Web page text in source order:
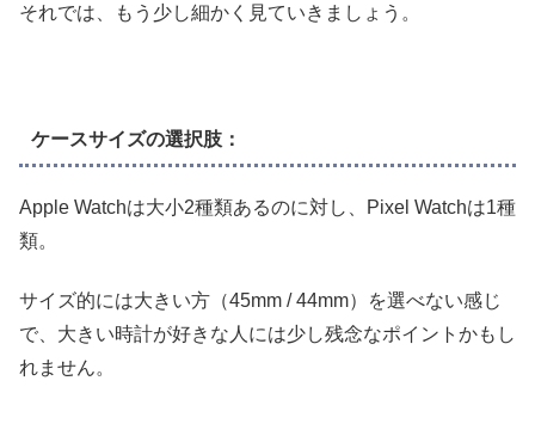
それでは、もう少し細かく見ていきましょう。
ケースサイズの選択肢：
Apple Watchは大小2種類あるのに対し、Pixel Watchは1種
類。
サイズ的には大きい方（45mm / 44mm）を選べない感じ
で、大きい時計が好きな人には少し残念なポイントかもし
れません。